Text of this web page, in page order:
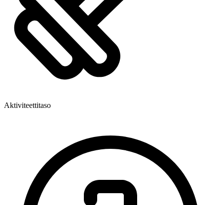
Aktiviteettitaso